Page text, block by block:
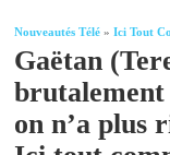
Nouveautés Télé »Ici Tout
Gaëtan
brutalement
on n’a plus